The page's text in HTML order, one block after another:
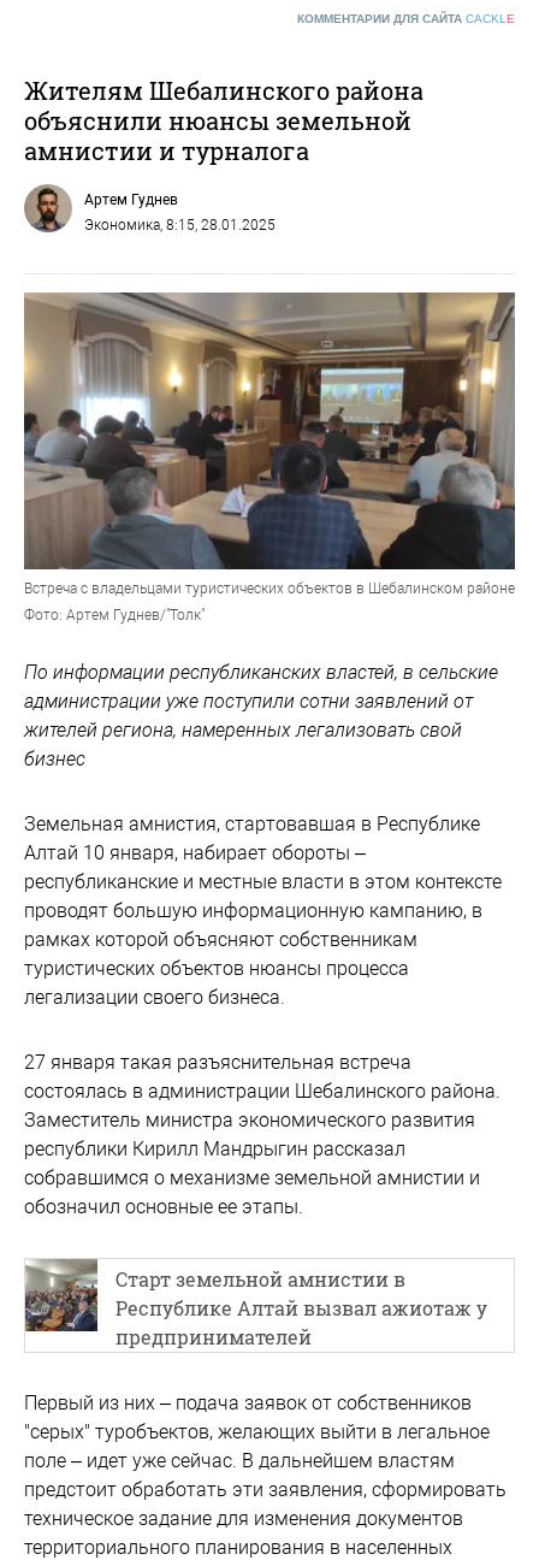
КОММЕНТАРИИ ДЛЯ САЙТА CACKL E
Жителям Шебалинского района
объяснили нюансы земельной
амнистии и турналога
Артем Гуднев
Экономика, 8:15, 28.01.2025
Встреча с владельцами туристических объектов в Шебалинском районе
Фото: Артем Гуднев/"Толк"
По информации республиканских властей, в сельские
администрации уже поступили сотни заявлений от
жителей региона, намеренных легализовать свой
бизнес
Земельная амнистия, стартовавшая в Республике
Алтай 10 января, набирает обороты –
республиканские и местные власти в этом контексте
проводят большую информационную кампанию, в
рамках которой объясняют собственникам
туристических объектов нюансы процесса
легализации своего бизнеса.
27 января такая разъяснительная встреча
состоялась в администрации Шебалинского района.
Заместитель министра экономического развития
республики Кирилл Мандрыгин рассказал
собравшимся о механизме земельной амнистии и
обозначил основные ее этапы.
Старт земельной амнистии в
Республике Алтай вызвал ажиотаж у
предпринимателей
Первый из них – подача заявок от собственников
"серых" туробъектов, желающих выйти в легальное
поле – идет уже сейчас. В дальнейшем властям
предстоит обработать эти заявления, сформировать
техническое задание для изменения документов
территориального планирования в населенных